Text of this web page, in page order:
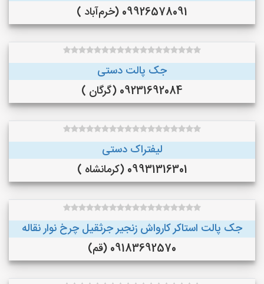
09926578091 (خرم‌آباد )
جک پالت دستی
09231692084 (گرگان )
لیفتراک دستی
09931316301 (کرمانشاه )
جک پالت استاکر کارواش زنجیر جرثقیل چرخ نوار نقاله
09183692570 (قم)